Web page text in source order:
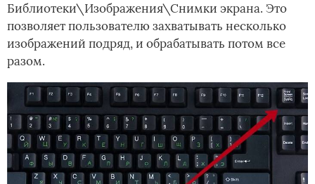
Библиотеки\Изображения\Снимки экрана. Это
позволяет пользователю захватывать несколько
изображений подряд, и обрабатывать потом все
разом.